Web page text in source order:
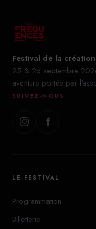
Festival de la
25 & 26 septembre
aventure portée par
SUIVEZ-NOUS
LE FESTIVAL
Programmation
Billetterie